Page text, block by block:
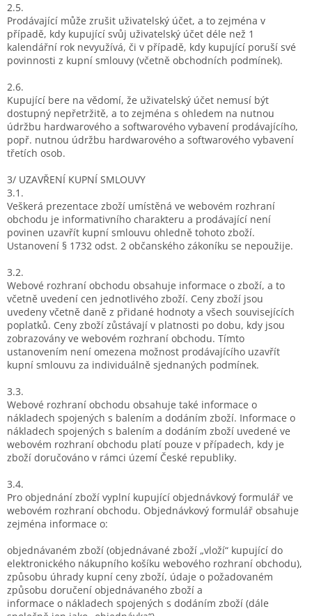
2.5.
Prodávající může zrušit uživatelský účet, a to zejména v
případě, kdy kupující svůj uživatelský účet déle než 1
kalendářní rok nevyužívá, či v případě, kdy kupující poruší své
povinnosti z kupní smlouvy (včetně obchodních podmínek).
2.6.
Kupující bere na vědomí, že uživatelský účet nemusí být
dostupný nepřetržitě, a to zejména s ohledem na nutnou
údržbu hardwarového a softwarového vybavení prodávajícího,
popř. nutnou údržbu hardwarového a softwarového vybavení
třetích osob.
3/ UZAVŘENÍ KUPNÍ SMLOUVY
3.1.
Veškerá prezentace zboží umístěná ve webovém rozhraní
obchodu je informativního charakteru a prodávající není
povinen uzavřít kupní smlouvu ohledně tohoto zboží.
Ustanovení § 1732 odst. 2 občanského zákoníku se nepoužije.
3.2.
Webové rozhraní obchodu obsahuje informace o zboží, a to
včetně uvedení cen jednotlivého zboží. Ceny zboží jsou
uvedeny včetně daně z přidané hodnoty a všech souvisejících
poplatků. Ceny zboží zůstávají v platnosti po dobu, kdy jsou
zobrazovány ve webovém rozhraní obchodu. Tímto
ustanovením není omezena možnost prodávajícího uzavřít
kupní smlouvu za individuálně sjednaných podmínek.
3.3.
Webové rozhraní obchodu obsahuje také informace o
nákladech spojených s balením a dodáním zboží. Informace o
nákladech spojených s balením a dodáním zboží uvedené ve
webovém rozhraní obchodu platí pouze v případech, kdy je
zboží doručováno v rámci území České republiky.
3.4.
Pro objednání zboží vyplní kupující objednávkový formulář ve
webovém rozhraní obchodu. Objednávkový formulář obsahuje
zejména informace o:
objednávaném zboží (objednávané zboží „vloží“ kupující do
elektronického nákupního košíku webového rozhraní obchodu),
způsobu úhrady kupní ceny zboží, údaje o požadovaném
způsobu doručení objednávaného zboží a
informace o nákladech spojených s dodáním zboží (dále